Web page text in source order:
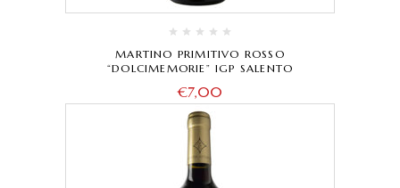
MARTINO PRIMITIVO ROSSO
“DOLCIMEMORIE” IGP SALENTO
€7,00